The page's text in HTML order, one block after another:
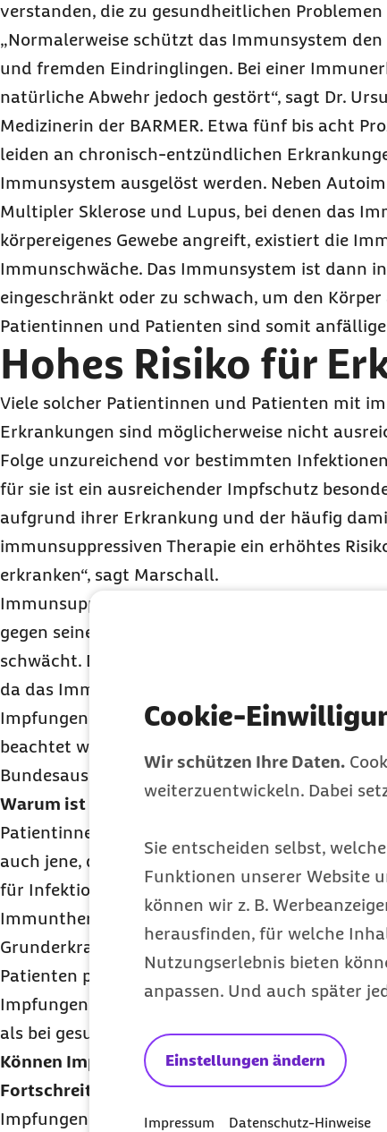
Cookie-
Wir schützen Ihre Daten.
weiterzuentwickeln. Dabei
Sie entscheiden selbst,
Funktionen unserer Website
können wir z. B.
herausfinden, für welche
Nutzungserlebnis bieten
anpassen. Und auch später
Einstellungen ändern
Impressum Datenschutz-Hinweise
verstanden, die zu gesundheitlichen
„Normalerweise schützt das Immunsystem
und fremden Eindringlingen. Bei einer
natürliche Abwehr jedoch gestört“, sagt Dr.
Medizinerin der BARMER. Etwa fünf bis acht
leiden an chronisch-entzündlichen
Immunsystem ausgelöst werden. Neben
Multipler Sklerose und Lupus, bei denen das
körpereigenes Gewebe angreift, existiert die
Immunschwäche. Das Immunsystem ist dann
eingeschränkt oder zu schwach, um den
Patientinnen und Patienten sind somit
Hohes Risiko für
Viele solcher Patientinnen und Patienten mit
Erkrankungen sind möglicherweise nicht
Folge unzureichend vor bestimmten
für sie ist ein ausreichender Impfschutz
aufgrund ihrer Erkrankung und der häufig
immunsuppressiven Therapie ein erhöhtes
erkranken“, sagt Marschall.
Immunsuppressiv beschreibt eine Wirkung oder
gegen seinen Besitzer gewandte Immunsystem
schwächt. Das Problem dabei, die Anfälligkeit
da das Immunsystem seiner Schutzfunktion
Impfungen für Immunerkrankte sind von der
beachtet worden. Ein Projekt des
Bundesausschusses (G-BA) beschäftigt sich
Warum ist Impfen bei Immunerkrankungen
Patientinnen und Patienten mit einer
auch jene, die sich in Immuntherapie befinden,
für Infektionen und schwere
Immuntherapie kann eine Infektion zu einer
Grunderkrankung führen und Schübe auslösen.
Patienten profitieren von einem erweiterten
Impfungen sind für sie zusätzlich empfohlen,
als bei gesunden Menschen.
Können Impfungen Immunerkrankungen,
Fortschreiten der Krankheit auslösen?
Impfungen aktivieren das Immunsystem mit